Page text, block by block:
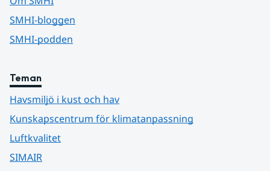
SMHI-bloggen
SMHI-podden
Teman
Havsmiljö i kust och hav
Kunskapscentrum för klimatanpassning
Luftkvalitet
SIMAIR